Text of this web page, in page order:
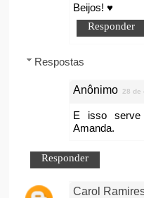
Beijos! ♥
Responder
Respostas
Anônimo 28 de
E isso serve
Amanda.
Responder
Carol